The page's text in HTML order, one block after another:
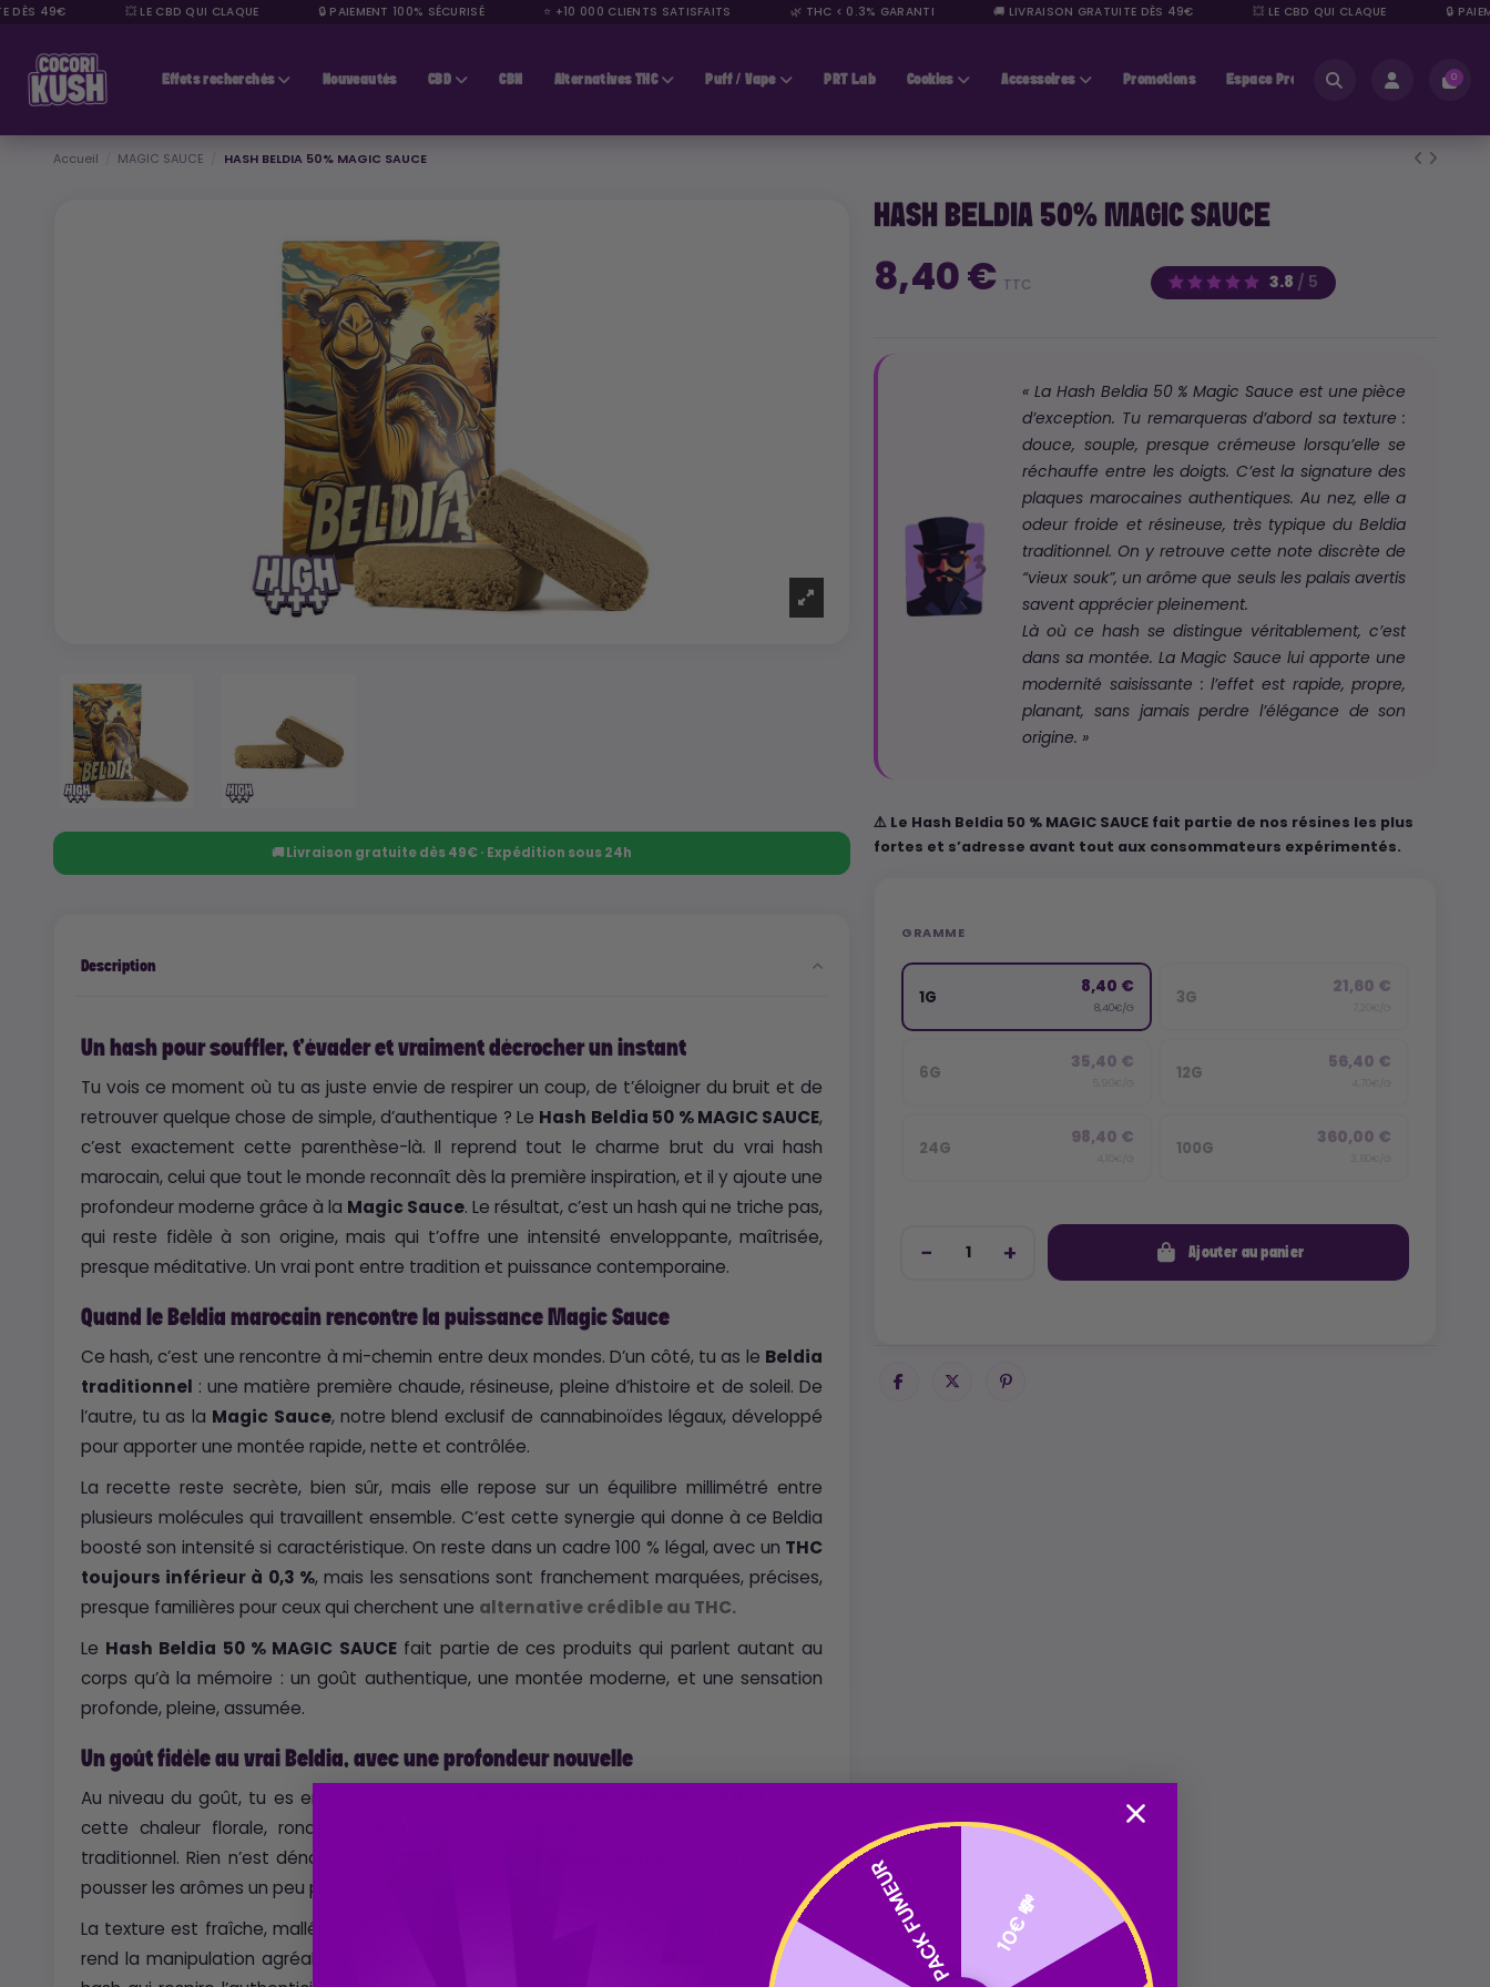
49€ 💥 LE CBD QUI CLAQUE 🔒 PAIEMENT 100% SÉCURISÉ ⭐ +10 000 CLIENTS SATISFAITS 🌿 THC < 0.3% GARANTI 🚚 LIVRAISON GRATUITE DÈS 49€ 💥 LE CBD QUI CLAQUE 🔒
Effets recherchés Nouveautés CBD CBN Alternatives THC Puff / Vape PRT Lab Cookies Accessoires Promotions Espace Pros 0
Accueil MAGIC SAUCE HASH BELDIA 50% MAGIC SAUCE
🚚 Livraison gratuite dès 49€ · Expédition sous 24h
Description
Un hash pour souffler, t’évader et vraiment décrocher un instant
Tu vois ce moment où tu as juste envie de respirer un coup, de t’éloigner du bruit et de
retrouver quelque chose de simple, d’authentique ? Le Hash Beldia 50 % MAGIC SAUCE,
c’est exactement cette parenthèse-là. Il reprend tout le charme brut du vrai hash
marocain, celui que tout le monde reconnaît dès la première inspiration, et il y ajoute une
profondeur moderne grâce à la Magic Sauce. Le résultat, c’est un hash qui ne triche pas,
qui reste fidèle à son origine, mais qui t’offre une intensité enveloppante, maîtrisée,
presque méditative. Un vrai pont entre tradition et puissance contemporaine.
Quand le Beldia marocain rencontre la puissance Magic Sauce
Ce hash, c’est une rencontre à mi-chemin entre deux mondes. D’un côté, tu as le Beldia
traditionnel : une matière première chaude, résineuse, pleine d’histoire et de soleil. De
l’autre, tu as la Magic Sauce, notre blend exclusif de cannabinoïdes légaux, développé
pour apporter une montée rapide, nette et contrôlée.
La recette reste secrète, bien sûr, mais elle repose sur un équilibre millimétré entre
plusieurs molécules qui travaillent ensemble. C’est cette synergie qui donne à ce Beldia
boosté son intensité si caractéristique. On reste dans un cadre 100 % légal, avec un THC
toujours inférieur à 0,3 %, mais les sensations sont franchement marquées, précises,
presque familières pour ceux qui cherchent une alternative crédible au THC.
Le Hash Beldia 50 % MAGIC SAUCEfait partie de ces produits qui parlent autant au
corps qu’à la mémoire : un goût authentique, une montée moderne, et une sensation
profonde, pleine, assumée.
Un goût fidèle au vrai Beldia, avec une profondeur nouvelle
Au niveau du goût, tu es en terrain connu. Le
cette chaleur florale, ronde et résineuse qui fait la réputation du hash marocain
traditionnel. Rien n’est dénaturé, rien n’est effacé : la
pousser les arômes un peu plus loin, donner un peu plus de souffle, un peu plus de relief.
La texture est fraîche, malléable, compacte, avec cette touche légèrement glacée qui
rend la manipulation agréable et révèle un parfum plus propre, plus expressif. C’est un
HASH BELDIA 50% MAGIC SAUCE
3.8 / 5
8,40 € TTC
« La Hash Beldia 50 % Magic Sauce est une pièce
d’exception. Tu remarqueras d’abord sa texture :
douce, souple, presque crémeuse lorsqu’elle se
réchauffe entre les doigts. C’est la signature des
plaques marocaines authentiques. Au nez, elle a
odeur froide et résineuse, très typique du Beldia
traditionnel. On y retrouve cette note discrète de
“vieux souk”, un arôme que seuls les palais avertis
savent apprécier pleinement.
Là où ce hash se distingue véritablement, c’est
dans sa montée. La Magic Sauce lui apporte une
modernité saisissante : l’effet est rapide, propre,
planant, sans jamais perdre l’élégance de son
origine. »
⚠️ Le Hash Beldia 50 % MAGIC SAUCE fait partie de nos résines les plus
fortes et s’adresse avant tout aux consommateurs expérimentés.
GRAMME
1G 8,40 €
8,40€/G 3G 21,60 €
6G 35,40 € 12G 56,40 €
24G 98,40 € 100G 360,00 €
Ajouter au panier
10€ 💸
PACK FUMEUR